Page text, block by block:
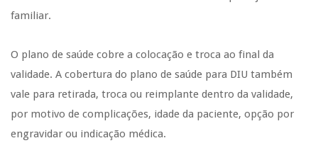
familiar.
O plano de saúde cobre a colocação e troca ao final da
validade. A cobertura do plano de saúde para DIU também
vale para retirada, troca ou reimplante dentro da validade,
por motivo de complicações, idade da paciente, opção por
engravidar ou indicação médica.